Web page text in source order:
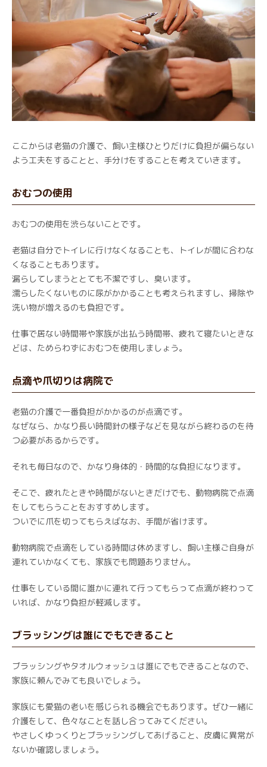
ここからは老猫の介護で、飼い主様ひとりだけに負担が偏らない
よう工夫をすることと、手分けをすることを考えていきます。
おむつの使用
おむつの使用を渋らないことです。
老猫は自分でトイレに行けなくなることも、トイレが間に合わな
くなることもあります。
漏らしてしまうととても不潔ですし、臭います。
濡らしたくないものに尿がかかることも考えられますし、掃除や
洗い物が増えるのも負担です。
仕事で居ない時間帯や家族が出払う時間帯、疲れて寝たいときな
どは、ためらわずにおむつを使用しましょう。
点滴や爪切りは病院で
老猫の介護で一番負担がかかるのが点滴です。
なぜなら、かなり長い時間針の様子などを見ながら終わるのを待
つ必要があるからです。
それも毎日なので、かなり身体的・時間的な負担になります。
そこで、疲れたときや時間がないときだけでも、動物病院で点滴
をしてもらうことをおすすめします。
ついでに爪を切ってもらえばなお、手間が省けます。
動物病院で点滴をしている時間は休めますし、飼い主様ご自身が
連れていかなくても、家族でも問題ありません。
仕事をしている間に誰かに連れて行ってもらって点滴が終わって
いれば、かなり負担が軽減します。
ブラッシングは誰にでもできること
ブラッシングやタオルウォッシュは誰にでもできることなので、
家族に頼んでみても良いでしょう。
家族にも愛猫の老いを感じられる機会でもあります。ぜひ一緒に
介護をして、色々なことを話し合ってみてください。
やさしくゆっくりとブラッシングしてあげること、皮膚に異常が
ないか確認しましょう。